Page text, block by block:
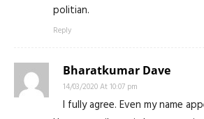
politian.
Reply
Bharatkumar Dave
14/03/2020 At 10:07 pm
I fully agree. Even my name